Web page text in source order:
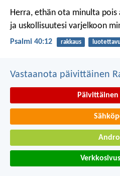
Herra, ethän ota minulta pois
ja uskollisuutesi varjelkoon
Psalmi 40:12 rakkaus
Vastaanota päivittäinen